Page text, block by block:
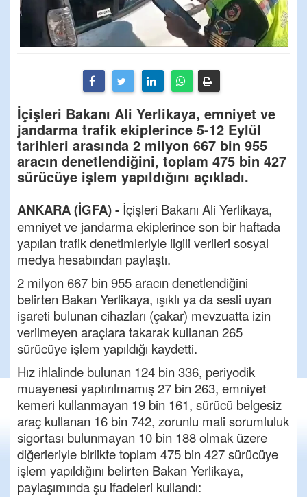
İçişleri Bakanı Ali Yerlikaya, emniyet ve
jandarma trafik ekiplerince 5-12 Eylül
tarihleri arasında 2 milyon 667 bin 955
aracın denetlendiğini, toplam 475 bin 427
sürücüye işlem yapıldığını açıkladı.
ANKARA (İGFA) - İçişleri Bakanı Ali Yerlikaya,
emniyet ve jandarma ekiplerince son bir haftada
yapılan trafik denetimleriyle ilgili verileri sosyal
medya hesabından paylaştı.
2 milyon 667 bin 955 aracın denetlendiğini
belirten Bakan Yerlikaya, ışıklı ya da sesli uyarı
işareti bulunan cihazları (çakar) mevzuatta izin
verilmeyen araçlara takarak kullanan 265
sürücüye işlem yapıldığı kaydetti.
Hız ihlalinde bulunan 124 bin 336, periyodik
muayenesi yaptırılmamış 27 bin 263, emniyet
kemeri kullanmayan 19 bin 161, sürücü belgesiz
araç kullanan 16 bin 742, zorunlu mali sorumluluk
sigortası bulunmayan 10 bin 188 olmak üzere
diğerleriyle birlikte toplam 475 bin 427 sürücüye
işlem yapıldığını belirten Bakan Yerlikaya,
paylaşımında şu ifadeleri kullandı: